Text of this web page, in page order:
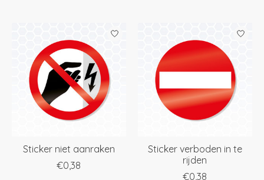
Sticker niet aanraken
€0,38
Sticker verboden in te
rijden
€0,38